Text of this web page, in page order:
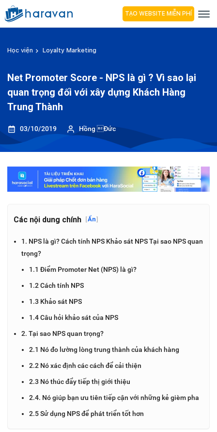
TẠO WEBSITE MIỄN PHÍ
Học viện Loyalty Marketing
Net Promoter Score - NPS là gì ? Vì sao lại
quan trọng đối với xây dựng Khách Hàng
Trung Thành
03/10/2019 Hồng Đức
Các nội dung chính [Ẩn]
1. NPS là gì? Cách tính NPS Khảo sát NPS Tại sao NPS quan
trọng?
1.1 Điểm Promoter Net (NPS) là gì?
1.2 Cách tính NPS
1.3 Khảo sát NPS
1.4 Câu hỏi khảo sát của NPS
2. Tại sao NPS quan trọng?
2.1 Nó đo lường lòng trung thành của khách hàng
2.2 Nó xác định các cách để cải thiện
2.3 Nó thúc đẩy tiếp thị giới thiệu
2.4. Nó giúp bạn ưu tiên tiếp cận với những kẻ gièm pha
2.5 Sử dụng NPS để phát triển tốt hơn